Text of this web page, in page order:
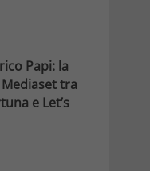
Papi: la
tra
e Let’s